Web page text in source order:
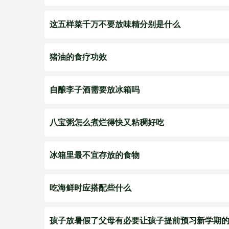
这五样菜千万不要放味精分别是什么
猪油的食疗功效
自酿李子酒需要放冰箱吗
八宝粥怎么煮烂得快又粘稠好吃
冰箱里最不宜存放的食物
吃海鲜时应搭配些什么
孩子放暑假了父母有必要让孩子提前预习新学期